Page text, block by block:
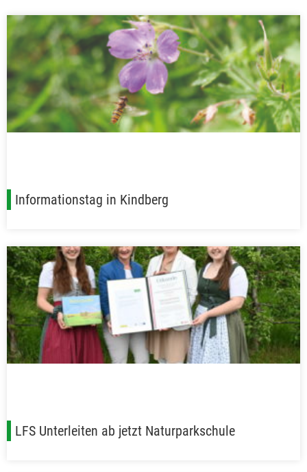
Informationstag in Kindberg
LFS Unterleiten ab jetzt Naturparkschule